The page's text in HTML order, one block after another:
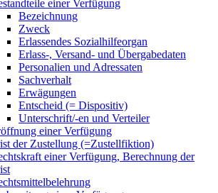
einer Verfügung
Bezeichnung
Zweck
Erlassendes Sozialhilfeorgan
Erlass-, Versand- und Übergabedaten
Personalien und Adressaten
Sachverhalt
Erwägungen
Entscheid (= Dispositiv)
Unterschrift/-en und Verteiler
einer Verfügung
der Zustellung (=Zustellfiktion)
einer Verfügung, Berechnung der